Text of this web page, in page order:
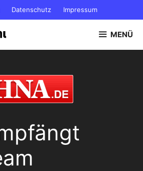
Datenschutz Impressum
MENÜ